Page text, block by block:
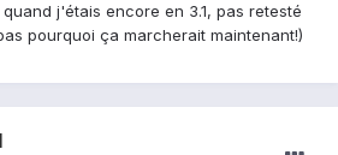
j'étais encore en 3.1, pas retesté
pourquoi ça marcherait maintenant!)